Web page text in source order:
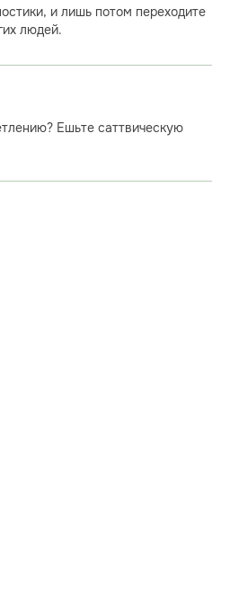
и лишь потом переходите
людей.
Ешьте саттвическую